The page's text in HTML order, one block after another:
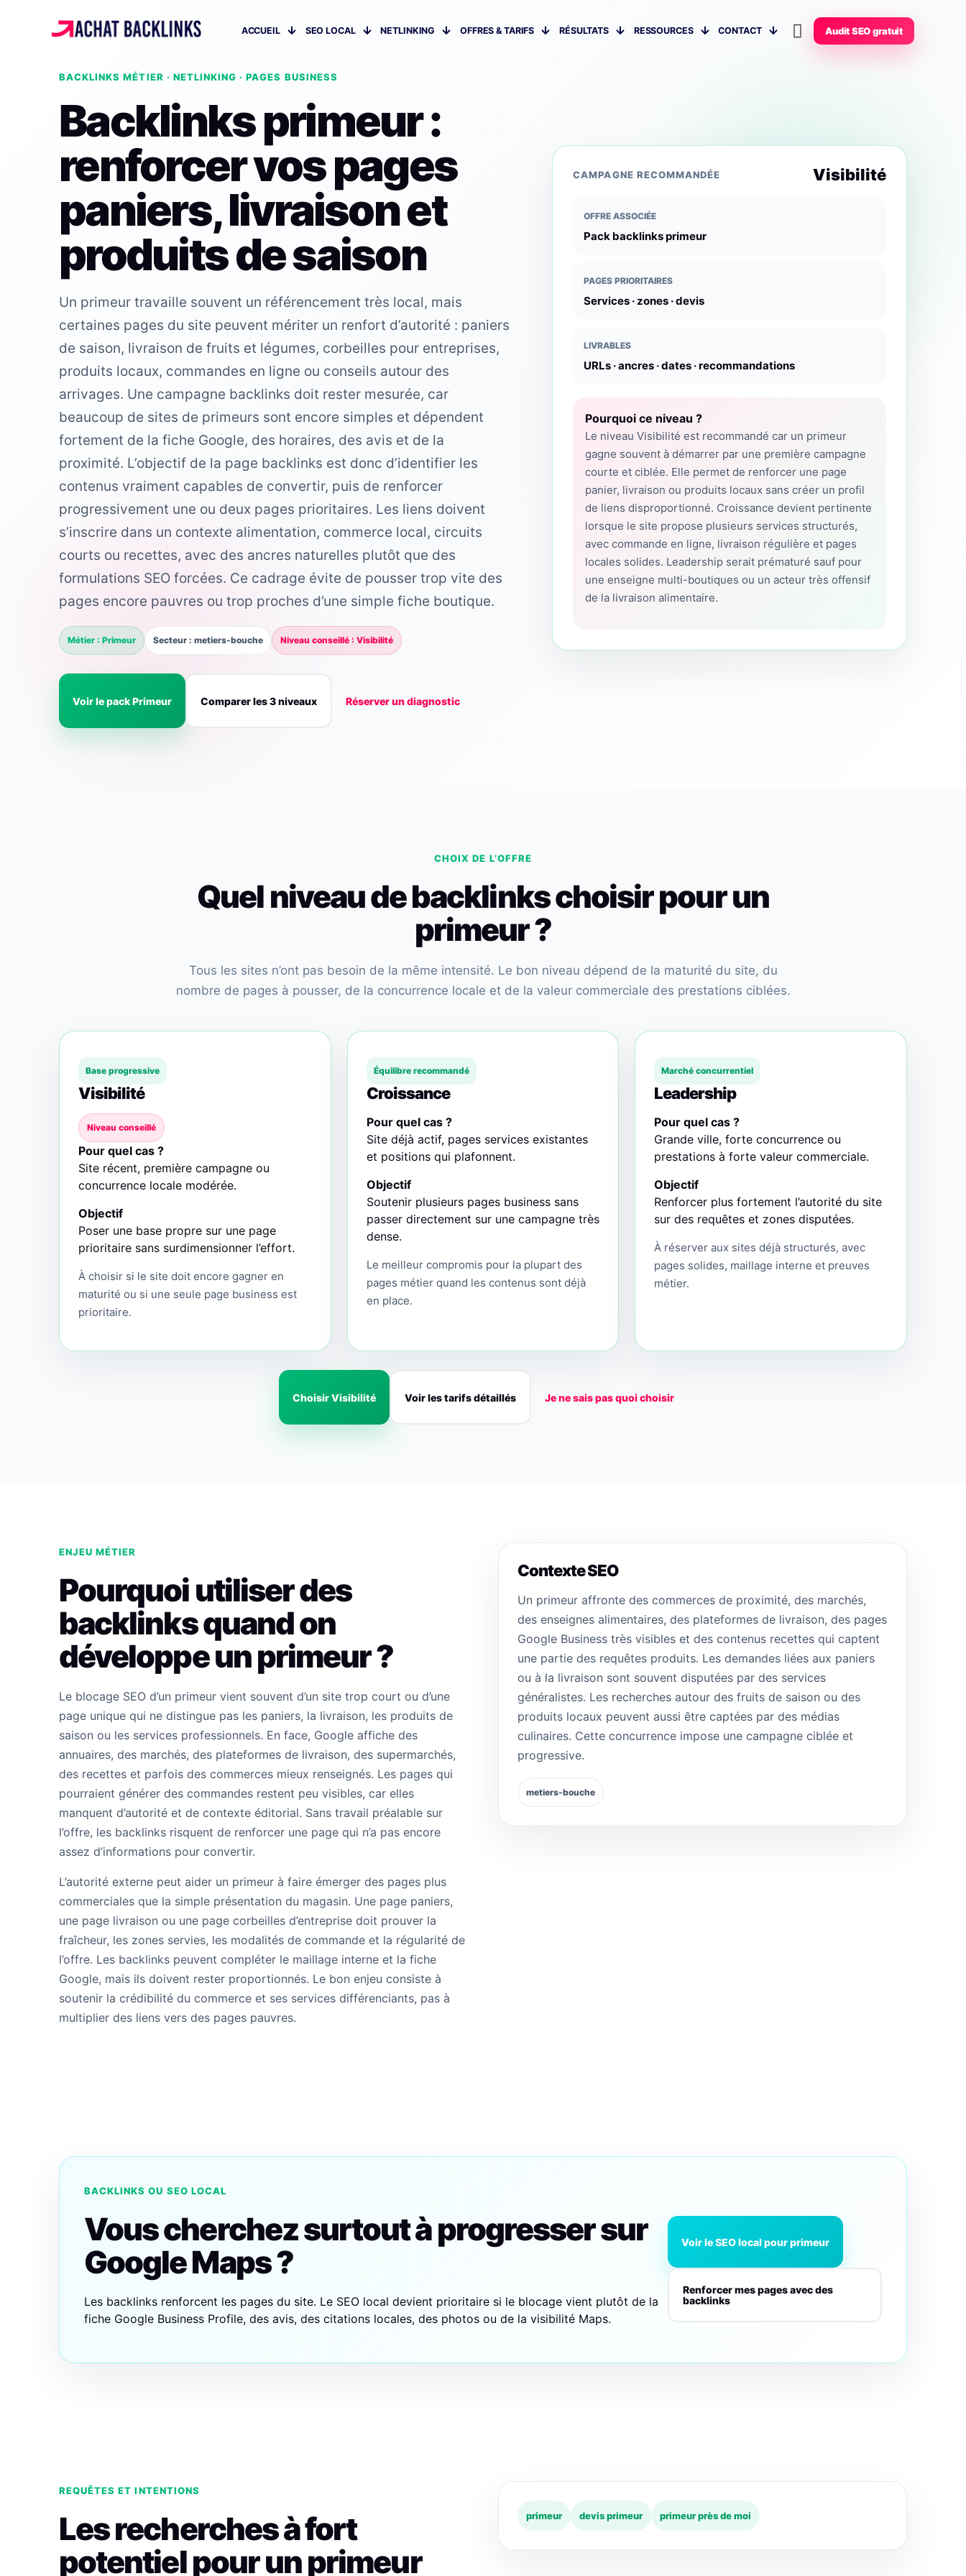
ACCUEIL SEO LOCAL NETLINKING OFFRES & TARIFS RÉSULTATS RESSOURCES CONTACT Audit SEO gratuit
BACKLINKS MÉTIER · NETLINKING · PAGES BUSINESS
Backlinks primeur :
renforcer vos pages
paniers, livraison et
produits de saison
Un primeur travaille souvent un référencement très local, mais
certaines pages du site peuvent mériter un renfort d’autorité : paniers
de saison, livraison de fruits et légumes, corbeilles pour entreprises,
produits locaux, commandes en ligne ou conseils autour des
arrivages. Une campagne backlinks doit rester mesurée, car
beaucoup de sites de primeurs sont encore simples et dépendent
fortement de la fiche Google, des horaires, des avis et de la
proximité. L’objectif de la page backlinks est donc d’identifier les
contenus vraiment capables de convertir, puis de renforcer
progressivement une ou deux pages prioritaires. Les liens doivent
s’inscrire dans un contexte alimentation, commerce local, circuits
courts ou recettes, avec des ancres naturelles plutôt que des
formulations SEO forcées. Ce cadrage évite de pousser trop vite des
pages encore pauvres ou trop proches d’une simple fiche boutique.
Métier : Primeur Secteur : metiers-bouche Niveau conseillé : Visibilité
Voir le pack Primeur Comparer les 3 niveaux Réserver un diagnostic
CAMPAGNE RECOMMANDÉE Visibilité
OFFRE ASSOCIÉE
Pack backlinks primeur
PAGES PRIORITAIRES
Services · zones · devis
LIVRABLES
URLs · ancres · dates · recommandations
Pourquoi ce niveau ?
Le niveau Visibilité est recommandé car un primeur
gagne souvent à démarrer par une première campagne
courte et ciblée. Elle permet de renforcer une page
panier, livraison ou produits locaux sans créer un profil
de liens disproportionné. Croissance devient pertinente
lorsque le site propose plusieurs services structurés,
avec commande en ligne, livraison régulière et pages
locales solides. Leadership serait prématuré sauf pour
une enseigne multi-boutiques ou un acteur très offensif
de la livraison alimentaire.
CHOIX DE L’OFFRE
Quel niveau de backlinks choisir pour un
primeur ?
Tous les sites n’ont pas besoin de la même intensité. Le bon niveau dépend de la maturité du site, du
nombre de pages à pousser, de la concurrence locale et de la valeur commerciale des prestations ciblées.
Base progressive
Visibilité
Niveau conseillé
Pour quel cas ?
Site récent, première campagne ou
concurrence locale modérée.
Objectif
Poser une base propre sur une page
prioritaire sans surdimensionner l’effort.
À choisir si le site doit encore gagner en
maturité ou si une seule page business est
prioritaire.
Équilibre recommandé
Croissance
Pour quel cas ?
Site déjà actif, pages services existantes
et positions qui plafonnent.
Objectif
Soutenir plusieurs pages business sans
passer directement sur une campagne très
dense.
Le meilleur compromis pour la plupart des
pages métier quand les contenus sont déjà
en place.
Marché concurrentiel
Leadership
Pour quel cas ?
Grande ville, forte concurrence ou
prestations à forte valeur commerciale.
Objectif
Renforcer plus fortement l’autorité du site
sur des requêtes et zones disputées.
À réserver aux sites déjà structurés, avec
pages solides, maillage interne et preuves
métier.
Choisir Visibilité Voir les tarifs détaillés Je ne sais pas quoi choisir
ENJEU MÉTIER
Pourquoi utiliser des
backlinks quand on
développe un primeur ?
Le blocage SEO d’un primeur vient souvent d’un site trop court ou d’une
page unique qui ne distingue pas les paniers, la livraison, les produits de
saison ou les services professionnels. En face, Google affiche des
annuaires, des marchés, des plateformes de livraison, des supermarchés,
des recettes et parfois des commerces mieux renseignés. Les pages qui
pourraient générer des commandes restent peu visibles, car elles
manquent d’autorité et de contexte éditorial. Sans travail préalable sur
l’offre, les backlinks risquent de renforcer une page qui n’a pas encore
assez d’informations pour convertir.
L’autorité externe peut aider un primeur à faire émerger des pages plus
commerciales que la simple présentation du magasin. Une page paniers,
une page livraison ou une page corbeilles d’entreprise doit prouver la
fraîcheur, les zones servies, les modalités de commande et la régularité de
l’offre. Les backlinks peuvent compléter le maillage interne et la fiche
Google, mais ils doivent rester proportionnés. Le bon enjeu consiste à
soutenir la crédibilité du commerce et ses services différenciants, pas à
multiplier des liens vers des pages pauvres.
Contexte SEO
Un primeur affronte des commerces de proximité, des marchés,
des enseignes alimentaires, des plateformes de livraison, des pages
Google Business très visibles et des contenus recettes qui captent
une partie des requêtes produits. Les demandes liées aux paniers
ou à la livraison sont souvent disputées par des services
généralistes. Les recherches autour des fruits de saison ou des
produits locaux peuvent aussi être captées par des médias
culinaires. Cette concurrence impose une campagne ciblée et
progressive.
metiers-bouche
BACKLINKS OU SEO LOCAL
Vous cherchez surtout à progresser sur
Google Maps ?
Les backlinks renforcent les pages du site. Le SEO local devient prioritaire si le blocage vient plutôt de la
fiche Google Business Profile, des avis, des citations locales, des photos ou de la visibilité Maps.
Voir le SEO local pour primeur
Renforcer mes pages avec des
backlinks
REQUÊTES ET INTENTIONS
Les recherches à fort
potentiel pour un primeur
primeur devis primeur primeur près de moi